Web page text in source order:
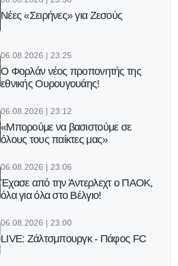
Νέες «Σειρήνες» για Ζεσούς
06.08.2026 | 23:25
Ο Φορλάν νέος προπονητής της
εθνικής Ουρουγουάης!
06.08.2026 | 23:12
«Μπορούμε να βασιστούμε σε
όλους τους παίκτες μας»
06.08.2026 | 23:06
Έχασε από την Άντερλεχτ ο ΠΑΟΚ,
όλα για όλα στο Βέλγιο!
06.08.2026 | 23:00
LIVE: Ζάλτσμπουργκ - Πάφος FC